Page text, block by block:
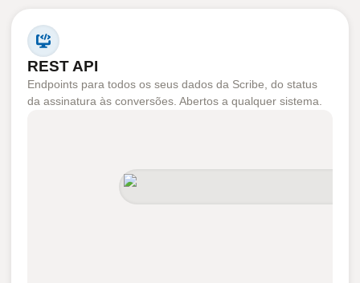
REST API
Endpoints para todos os seus dados da Scribe, do status
da assinatura às conversões. Abertos a qualquer sistema.